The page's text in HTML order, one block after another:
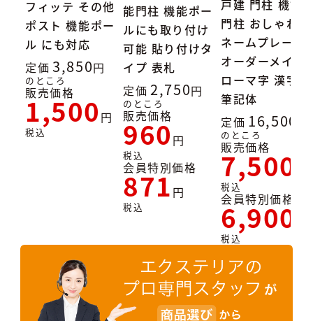
フィッテ その他
ポスト 機能ポー
ル にも対応
定価 3,850
のところ
販売価格
1,500
税込
能門柱 機能ポー
ルにも取り付け
可能 貼り付けタ
イプ 表札
定価 2,750
のところ
販売価格
960
税込
会員特別価格
871
税込
戸建 門柱 機能
門柱 おしゃれ
ネームプレート
オーダーメイド
ローマ字 漢字
筆記体
定価 16,500
のところ
販売価格
7,500
税込
会員特別価格
6,900
税込